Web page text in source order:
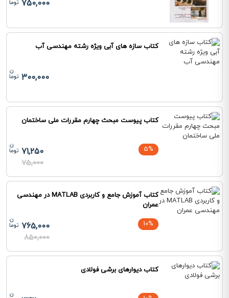
750,000
کتاب سازه های آبی ویژه رشته مهندسی آب
300,000
کتاب پیوست مبحث چهارم مقررات ملی ساختمان
5%
71,250
75,000
کتاب آموزش جامع و کاربردی MATLAB در مهندسی
عمران
10%
765,000
850,000
کتاب دیوارهای برشی فولادی